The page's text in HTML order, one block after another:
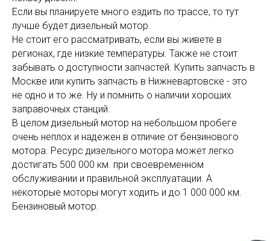
Если вы планируете много ездить по трассе, то тут
лучше будет дизельный мотор.
Не стоит его рассматривать, если вы живете в
регионах, где низкие температуры. Также не стоит
забывать о доступности запчастей. Купить запчасть в
Москве или купить запчасть в Нижневартовске - это
не одно и то же. Ну и помнить о наличии хороших
заправочных станций.
В целом дизельный мотор на небольшом пробеге
очень неплох и надежен в отличие от бензинового
мотора. Ресурс дизельного мотора может легко
достигать 500 000 км. при своевременном
обслуживании и правильной эксплуатации. А
некоторые моторы могут ходить и до 1 000 000 км.
Бензиновый мотор.